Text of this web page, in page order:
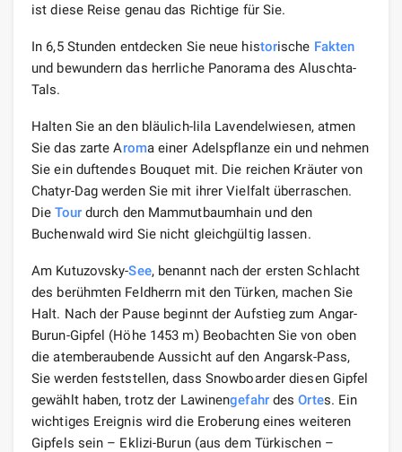
ist diese Reise genau das Richtige für Sie.
In 6,5 Stunden entdecken Sie neue historische Fakten
und bewundern das herrliche Panorama des Aluschta-
Tals.
Halten Sie an den bläulich-lila Lavendelwiesen, atmen
Sie das zarte Aroma einer Adelspflanze ein und nehmen
Sie ein duftendes Bouquet mit. Die reichen Kräuter von
Chatyr-Dag werden Sie mit ihrer Vielfalt überraschen.
DieTourdurch den Mammutbaumhain und den
Buchenwald wird Sie nicht gleichgültig lassen.
Am Kutuzovsky-See, benannt nach der ersten Schlacht
des berühmten Feldherrn mit den Türken, machen Sie
Halt. Nach der Pause beginnt der Aufstieg zum Angar-
Burun-Gipfel (Höhe 1453 m) Beobachten Sie von oben
die atemberaubende Aussicht auf den Angarsk-Pass,
Sie werden feststellen, dass Snowboarder diesen Gipfel
gewählt haben, trotz der LawinengefahrdesOrtes. Ein
wichtiges Ereignis wird die Eroberung eines weiteren
Gipfels sein – Eklizi-Burun (aus dem Türkischen –